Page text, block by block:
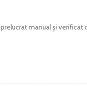
manual și verificat